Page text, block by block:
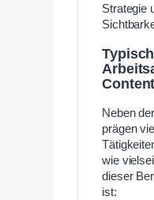
Strategie
Neben
prägen
wie
dieser
ist: